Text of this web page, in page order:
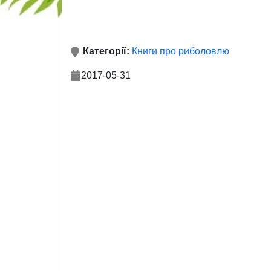
Категорії: Книги про риболовлю
2017-05-31